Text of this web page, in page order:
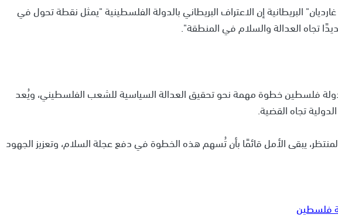
البريطانية إن الاعتراف البريطاني بالدولة الفلسطينية "يمثل نقطة تحول في
تجاه العدالة والسلام في المنطقة".
بدولة فلسطين خطوة مهمة نحو تحقيق العدالة السياسية للشعب الفلسطيني، ويُعد
تجاه القضية.
المنتظر، يبقى الأمل قائمًا بأن تُسهم هذه الخطوة في دفع عجلة السلام، وتعزيز الجهود
فلسطين